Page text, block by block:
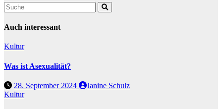
Auch interessant
Kultur
Was ist Asexualität?
28. September 2024
Janine Schulz
Kultur